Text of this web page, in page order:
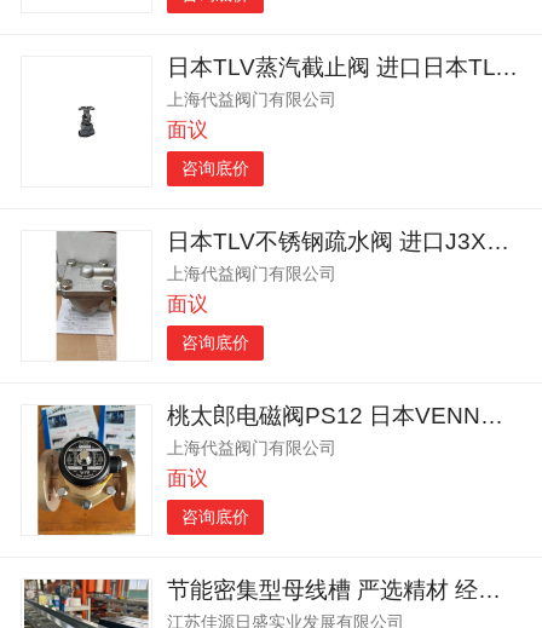
日本TLV蒸汽截止阀 进口日本TLV截止阀
上海代益阀门有限公司
面议
咨询底价
日本TLV不锈钢疏水阀 进口J3X浮球式疏水阀
上海代益阀门有限公司
面议
咨询底价
桃太郎电磁阀PS12 日本VENN丝扣电磁阀
上海代益阀门有限公司
面议
咨询底价
节能密集型母线槽 严选精材 经久耐用 导电能力强
江苏佳源日盛实业发展有限公司